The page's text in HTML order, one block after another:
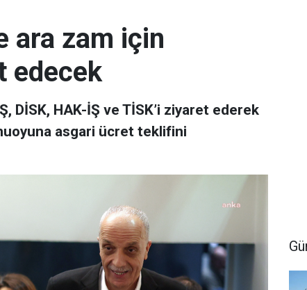
ara zam için
edecek
DİSK, HAK-İŞ ve TİSK’i ziyaret ederek
asgari ücret teklifini